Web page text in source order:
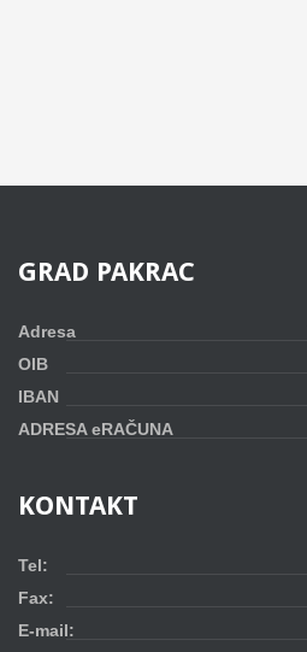
GRAD PAKRAC
Adresa
OIB
IBAN
ADRESA eRAČUNA
KONTAKT
Tel:
Fax:
E-mail: